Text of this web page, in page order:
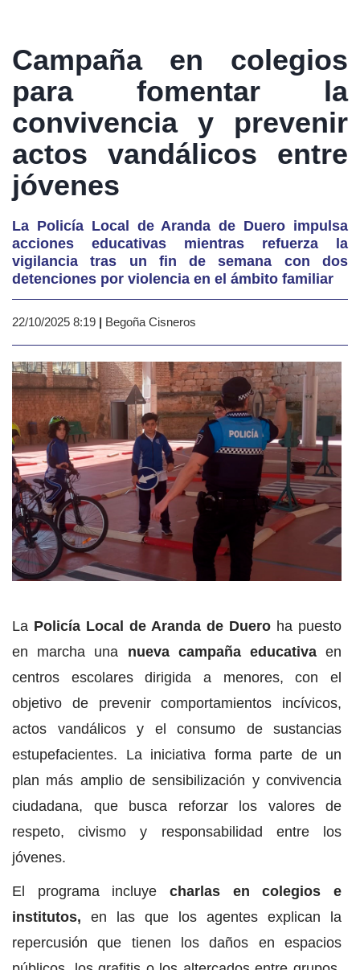
Campaña en colegios
para fomentar la
convivencia y prevenir
actos vandálicos entre
jóvenes
La Policía Local de Aranda de Duero impulsa
acciones educativas mientras refuerza la
vigilancia tras un fin de semana con dos
detenciones por violencia en el ámbito familiar
22/10/2025 8:19 | Begoña Cisneros
La Policía Local de Aranda de Duero ha puesto
en marcha una nueva campaña educativa en
centros escolares dirigida a menores, con el
objetivo de prevenir comportamientos incívicos,
actos vandálicos y el consumo de sustancias
estupefacientes. La iniciativa forma parte de un
plan más amplio de sensibilización y convivencia
ciudadana, que busca reforzar los valores de
respeto, civismo y responsabilidad entre los
jóvenes.
El programa incluye charlas en colegios e
institutos, en las que los agentes explican la
repercusión que tienen los daños en espacios